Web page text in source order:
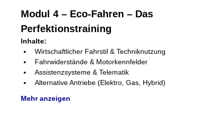
Modul 4 – Eco-Fahren – Das
Perfektionstraining
Inhalte:
Wirtschaftlicher Fahrstil & Techniknutzung
Fahrwiderstände & Motorkennfelder
Assistenzsysteme & Telematik
Alternative Antriebe (Elektro, Gas, Hybrid)
Mehr anzeigen